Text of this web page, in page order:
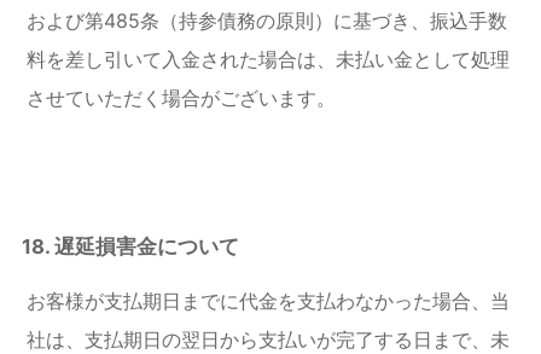
および第485条（持参債務の原則）に基づき、振込手数
料を差し引いて入金された場合は、未払い金として処理
させていただく場合がございます。
18. 遅延損害金について
お客様が支払期日までに代金を支払わなかった場合、当
社は、支払期日の翌日から支払いが完了する日まで、未